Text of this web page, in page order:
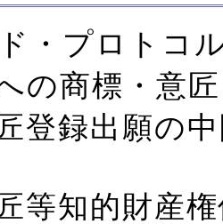
・プロトコ
の商標・意
登録出願の
等知的財産